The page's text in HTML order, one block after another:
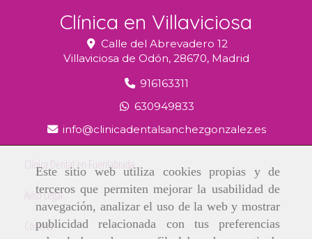
Este sitio web utiliza cookies propias y de
terceros que permiten mejorar la usabilidad de
navegación, analizar el uso de la web y mostrar
publicidad relacionada con tus preferencias
Clínica en Villaviciosa
Calle del Abrevadero 12
Villaviciosa de Odón, 28670, Madrid
916163311
630949833
info
clinicadentalsanchezgonzalez.es
Clínica Dental en Fuenlabrada
Aviso Legal
Cookies